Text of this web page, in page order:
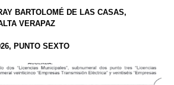
BARTOLOMÉ DE LAS CASAS,
VERAPAZ
PUNTO SEXTO